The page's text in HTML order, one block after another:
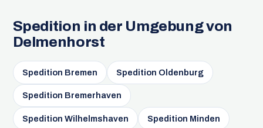
Spedition in der Umgebung von
Delmenhorst
Spedition Bremen Spedition Oldenburg
Spedition Bremerhaven
Spedition Wilhelmshaven Spedition Minden